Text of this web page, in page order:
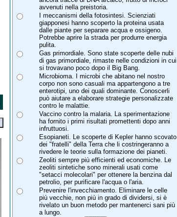
avvenuti nella preistoria.
I meccanismi della fotosintesi. Scienziati
giapponesi hanno scoperto la proteina usata
dalle piante per separare acqua e ossigeno.
Potrebbe aprire la strada per produrre energia
pulita.
Gas primordiale. Sono state scoperte delle nubi
di gas primordiale, rimaste nelle condizioni in cui
si trovavano poco dopo il Big Bang.
Microbioma. I microbi che abitano nel nostro
corpo non sono casuali ma appartengono a tre
enterotipi, uno dei quali dominante. Conoscerli
può aiutare a elaborare strategie personalizzate
contro le malattie.
Vaccino contro la malaria. La sperimentazione
ha fornito i primi risultati promettenti dopo anni
infruttuosi.
Esopianeti. Le scoperte di Kepler hanno scovato
dei "fratelli" della Terra che li costringeranno a
rivedere le teorie sulla formazione dei pianeti.
Zeoliti sempre più efficienti ed economiche. Le
zeoliti sintetiche sono minerali usati come
"setacci molecolari" per ottenere la benzina dal
petrolio, per purificare l'acqua o l'aria.
Prevenire l'invecchiamento. Eliminare le celle
più vecchie, non più in grado di dividersi, si è
rivelato un buon metodo per mantenerci sani più
a lungo.